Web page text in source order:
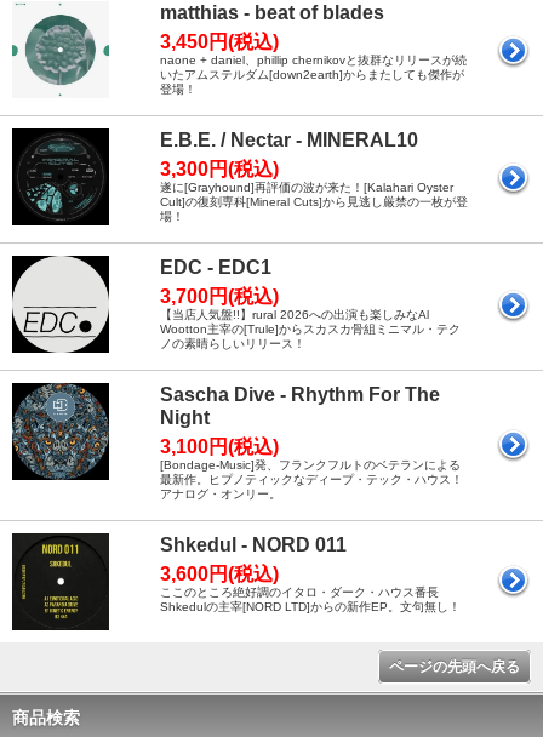
matthias - beat of blades
3,450円(税込)
naone + daniel、phillip chernikovと抜群なリリースが続
いたアムステルダム[down2earth]からまたしても傑作が
登場！
E.B.E. / Nectar - MINERAL10
3,300円(税込)
遂に[Grayhound]再評価の波が来た！[Kalahari Oyster
Cult]の復刻専科[Mineral Cuts]から見逃し厳禁の一枚が登
場！
EDC - EDC1
3,700円(税込)
【当店人気盤!!】rural 2026への出演も楽しみなAl
Wootton主宰の[Trule]からスカスカ骨組ミニマル・テク
ノの素晴らしいリリース！
Sascha Dive - Rhythm For The
Night
3,100円(税込)
[Bondage-Music]発、フランクフルトのベテランによる
最新作。ヒプノティックなディープ・テック・ハウス！
アナログ・オンリー。
Shkedul - NORD 011
3,600円(税込)
ここのところ絶好調のイタロ・ダーク・ハウス番長
Shkedulの主宰[NORD LTD]からの新作EP。文句無し！
ページの先頭へ戻る
商品検索